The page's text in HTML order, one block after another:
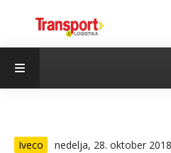
Iveco nedelja, 28. oktober 2018